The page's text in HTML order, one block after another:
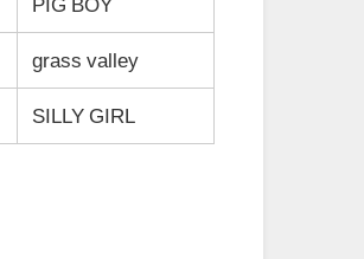
grass valley
SILLY GIRL